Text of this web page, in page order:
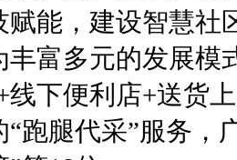
赋能，建设智慧社
丰富多元的发展模
线下便利店+送货
跑腿代采”服务，